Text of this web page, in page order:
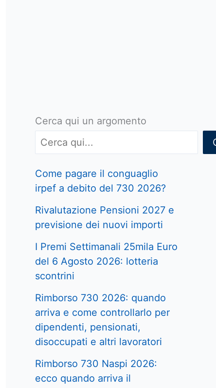
Cerca qui un argomento
Come pagare il conguaglio
irpef a debito del 730 2026?
Rivalutazione Pensioni 2027 e
previsione dei nuovi importi
I Premi Settimanali 25mila Euro
del 6 Agosto 2026: lotteria
scontrini
Rimborso 730 2026: quando
arriva e come controllarlo per
dipendenti, pensionati,
disoccupati e altri lavoratori
Rimborso 730 Naspi 2026:
ecco quando arriva il